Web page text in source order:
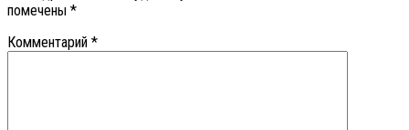
помечены *
Комментарий *